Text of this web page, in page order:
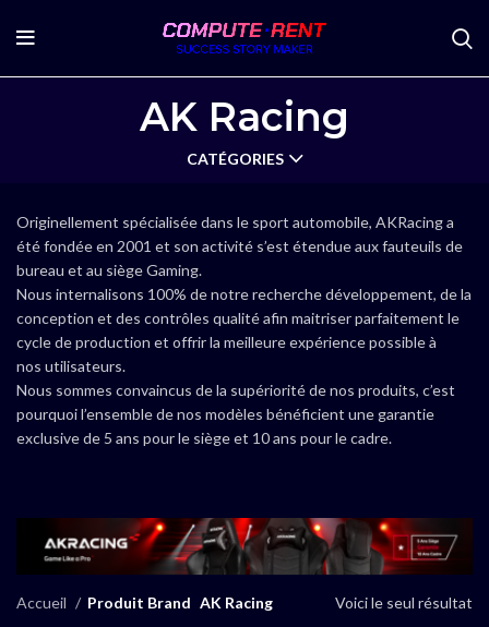
AK Racing
CATÉGORIES
Originellement spécialisée dans le sport automobile, AKRacing a
été fondée en 2001 et son activité s’est étendue aux fauteuils de
bureau et au siège Gaming.
Nous internalisons 100% de notre recherche développement, de la
conception et des contrôles qualité afin maitriser parfaitement le
cycle de production et offrir la meilleure expérience possible à
nos utilisateurs.
Nous sommes convaincus de la supériorité de nos produits, c’est
pourquoi l’ensemble de nos modèles bénéficient une garantie
exclusive de 5 ans pour le siège et 10 ans pour le cadre.
Accueil Produit Brand AK Racing Voici le seul résultat